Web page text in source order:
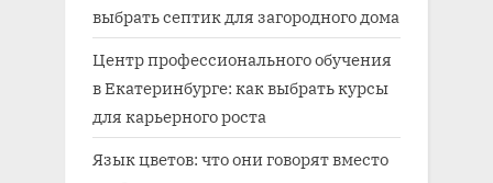
выбрать септик для загородного дома
Центр профессионального обучения
в Екатеринбурге: как выбрать курсы
для карьерного роста
Язык цветов: что они говорят вместо